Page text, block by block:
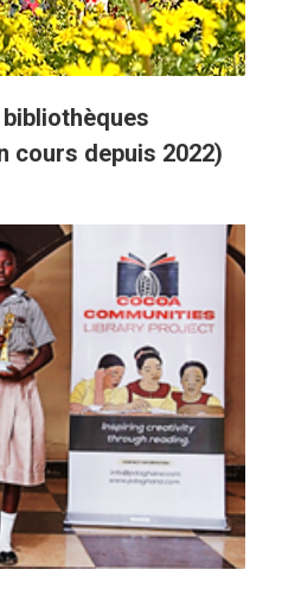
cours depuis 2022)